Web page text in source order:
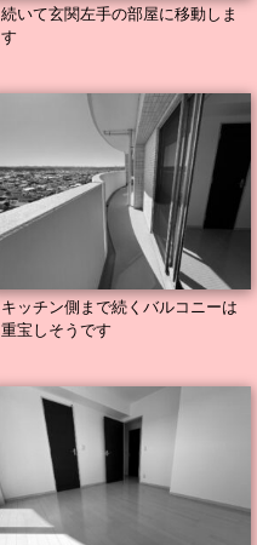
続いて玄関左手の部屋に移動しま
す
キッチン側まで続くバルコニーは
重宝しそうです